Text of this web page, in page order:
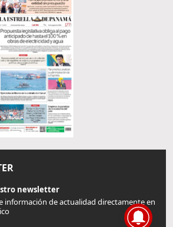
newsletter
información de actualidad directamente en